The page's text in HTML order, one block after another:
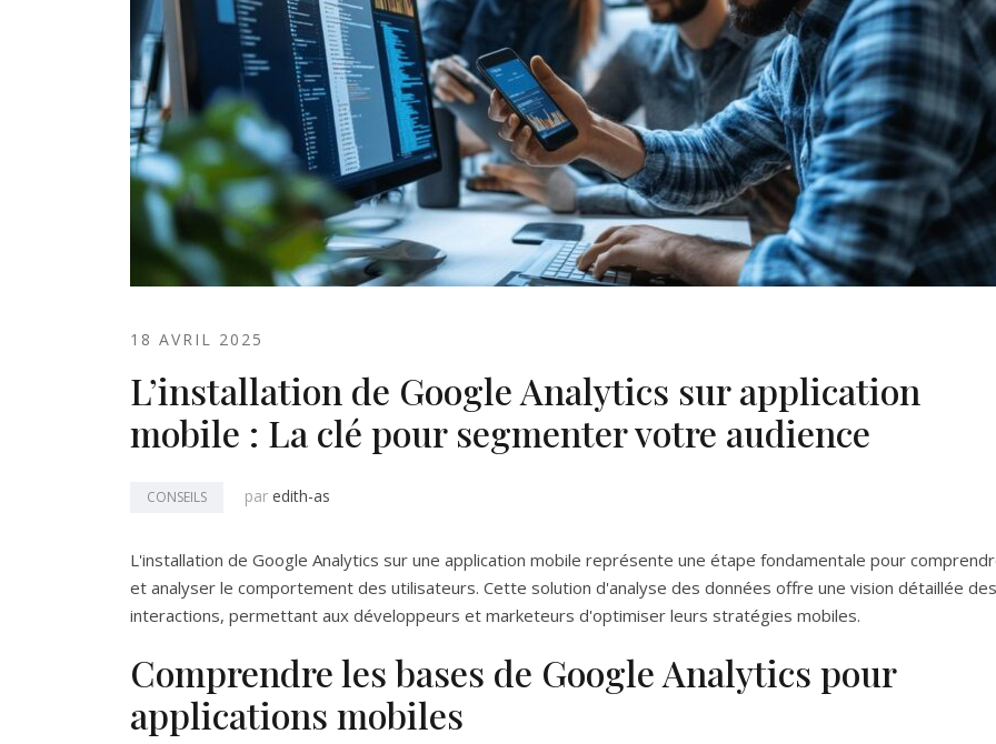
18 AVRIL 2025
L’installation de Google Analytics sur application
mobile : La clé pour segmenter votre audience
CONSEILS par edith-as
L'installation de Google Analytics sur une application mobile représente une étape fondamentale pour
et analyser le comportement des utilisateurs. Cette solution d'analyse des données offre une vision détaillée des
interactions, permettant aux développeurs et marketeurs d'optimiser leurs stratégies mobiles.
Comprendre les bases de Google Analytics pour
applications mobiles